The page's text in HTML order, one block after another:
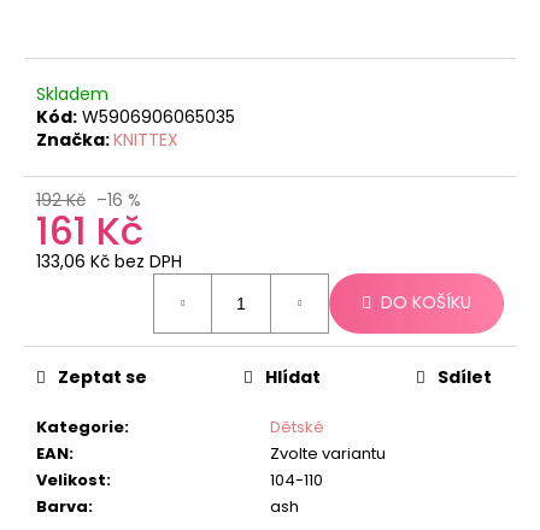
Skladem
Kód: W5906906065035
Značka:KNITTEX
192 Kč –16 %
161 Kč
133,06 Kč bez DPH
DO KOŠÍKU
Kategorie:
Dětské
EAN:
Zvolte variantu
Velikost:
104-110
Barva: ash
Zeptat se Hlídat Sdílet
u
č
u
m
e